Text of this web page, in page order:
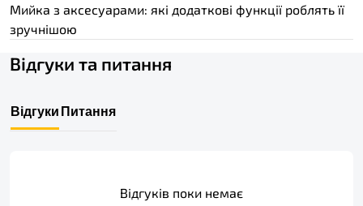
Мийка з аксесуарами: які додаткові функції роблять її
зручнішою
Відгуки та питання
Відгуки Питання
Відгуків поки немає